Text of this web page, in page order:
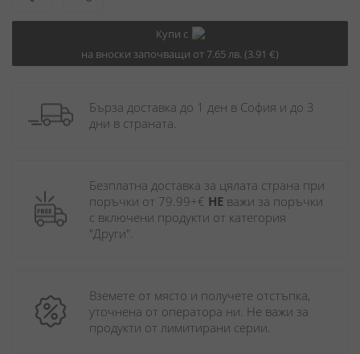
Купи с
на вноски започващи от 7.65 лв. (3.91 €)
Бърза доставка до 1 ден в София и до 3
дни в страната.
Безплатна доставка за цялата страна при
поръчки от 79.99+€ НЕ важи за поръчки
с включени продукти от категория
"Други".
Вземете от място и получете отстъпка,
уточнена от оператора ни. Не важи за
продукти от лимитирани серии.